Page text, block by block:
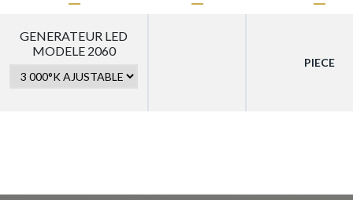
GENERATEUR LED
MODELE 2060
PIECE